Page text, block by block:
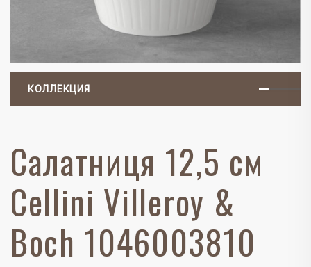
КОЛЛЕКЦИЯ
Салатниця 12,5 см
Cellini Villeroy &
Boch 1046003810